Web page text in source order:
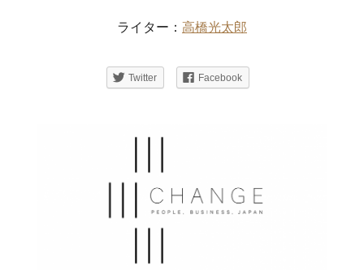
ライター： 高橋光太郎
Twitter Facebook